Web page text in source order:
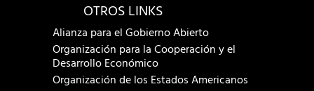
OTROS LINKS
Alianza para el Gobierno Abierto
Organización para la Cooperación y el
Desarrollo Económico
Organización de los Estados Americanos